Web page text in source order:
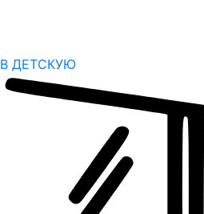
В ДЕТСКУЮ